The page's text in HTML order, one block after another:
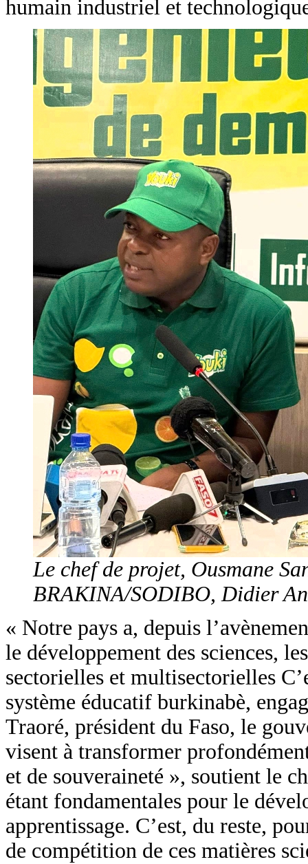
humain industriel et
Le chef de projet, Ousmane
BRAKINA/SODIBO, Didier
« Notre pays a, depuis
le développement des sciences,
sectorielles et multisectorielles
système éducatif burkinabè,
Traoré, président du Faso, le
visent à transformer
et de souveraineté », soutient le
étant fondamentales pour le
apprentissage. C’est, du reste,
de compétition de ces matières